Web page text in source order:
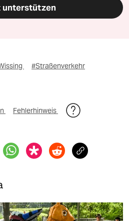
#Straßenverkehr
Fehlerhinweis